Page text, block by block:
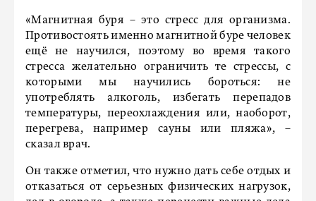
«Магнитная буря – это стресс для организма.
Противостоять именно магнитной буре человек
ещё не научился, поэтому во время такого
стресса желательно ограничить те стрессы, с
которыми мы научились бороться: не
употреблять алкоголь, избегать перепадов
температуры, переохлаждения или, наоборот,
перегрева, например сауны или пляжа», –
сказал врач.
Он также отметил, что нужно дать себе отдых и
отказаться от серьезных физических нагрузок,